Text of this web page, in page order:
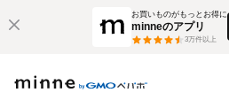
お買いものがもっとお得に
minneのアプリ
3万件以上